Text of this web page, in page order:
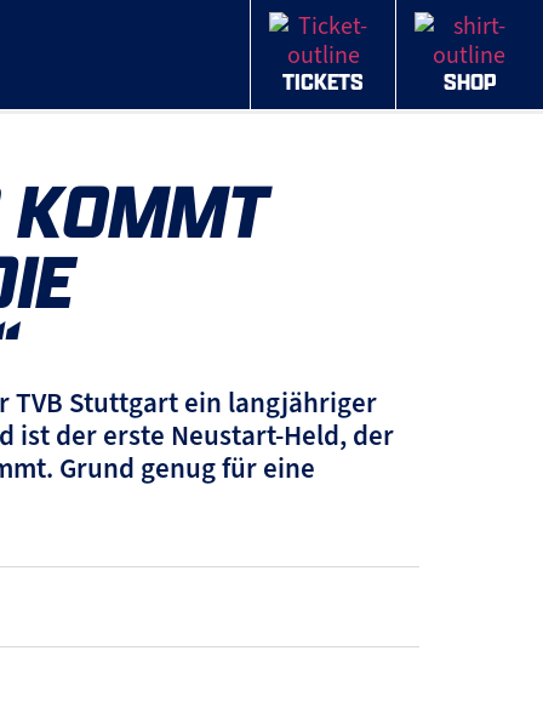
TICKETS SHOP
KOMMT
TVB Stuttgart ein langjähriger
ist der erste Neustart-Held, der
Grund genug für eine